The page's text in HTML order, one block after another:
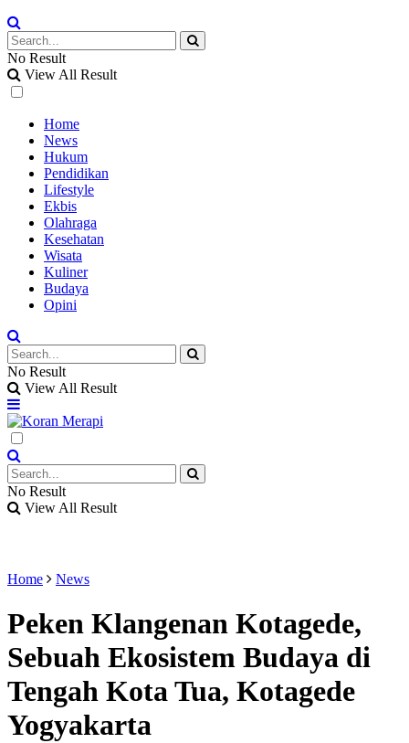
No Result
View All Result
Home
News
Hukum
Pendidikan
Lifestyle
Ekbis
Olahraga
Kesehatan
Wisata
Kuliner
Budaya
Opini
No Result
View All Result
No Result
View All Result
Home News
Peken Klangenan Kotagede,
Sebuah Ekosistem Budaya di
Tengah Kota Tua, Kotagede
Yogyakarta